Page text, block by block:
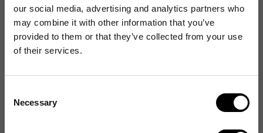
our social media, advertising and analytics partners who
may combine it with other information that you’ve
provided to them or that they’ve collected from your use
of their services.
Selection
Necessary
FSC Mix
Originalnummer: 8541C6849LEA648